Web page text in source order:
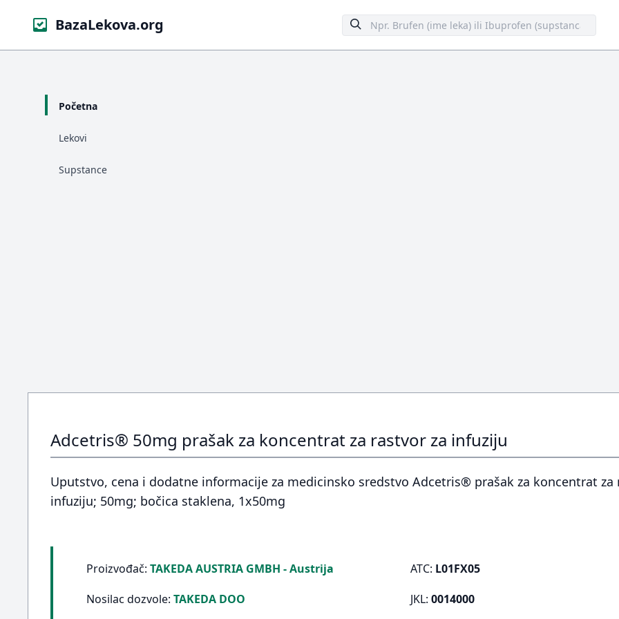
BazaLekova.org
Početna
Lekovi
Supstance
Adcetris® 50mg prašak za koncentrat za rastvor za infuziju
Uputstvo, cena i dodatne informacije za medicinsko sredstvo Adcetris® prašak za koncentrat za
infuziju; 50mg; bočica staklena, 1x50mg
Proizvođač: TAKEDA AUSTRIA GMBH - Austrija
Nosilac dozvole: TAKEDA DOO
ATC: L01FX05
JKL: 0014000